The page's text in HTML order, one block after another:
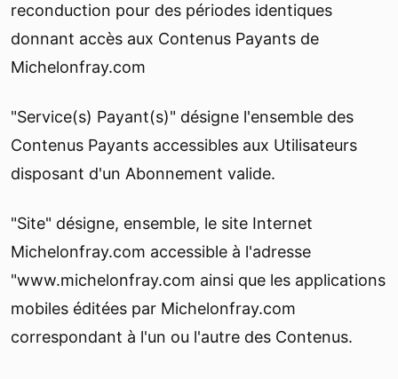
reconduction pour des périodes identiques
donnant accès aux Contenus Payants de
Michelonfray.com
"Service(s) Payant(s)" désigne l'ensemble des
Contenus Payants accessibles aux Utilisateurs
disposant d'un Abonnement valide.
"Site" désigne, ensemble, le site Internet
Michelonfray.com accessible à l'adresse
"www.michelonfray.com ainsi que les applications
mobiles éditées par Michelonfray.com
correspondant à l'un ou l'autre des Contenus.